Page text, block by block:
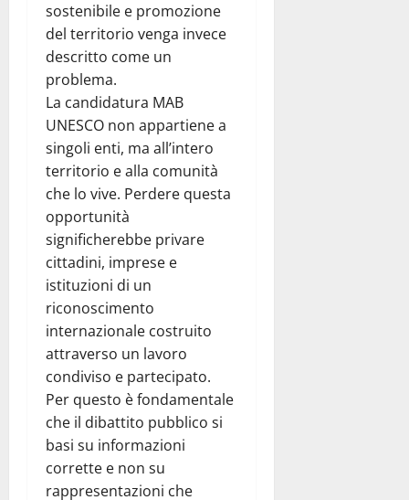
sostenibile e promozione
del territorio venga invece
descritto come un
problema.
La candidatura MAB
UNESCO non appartiene a
singoli enti, ma all’intero
territorio e alla comunità
che lo vive. Perdere questa
opportunità
significherebbe privare
cittadini, imprese e
istituzioni di un
riconoscimento
internazionale costruito
attraverso un lavoro
condiviso e partecipato.
Per questo è fondamentale
che il dibattito pubblico si
basi su informazioni
corrette e non su
rappresentazioni che